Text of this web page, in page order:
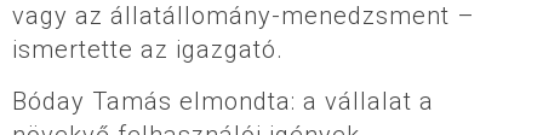
vagy az állatállomány-menedzsment –
ismertette az igazgató.
Bóday Tamás elmondta: a vállalat a